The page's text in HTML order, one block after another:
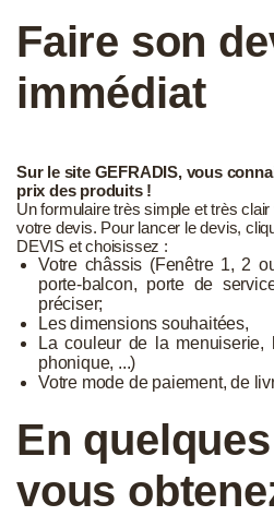
Faire son
immédiat
Sur le site GEFRADIS, vous
prix des produits !
Un formulaire très simple et très
votre devis. Pour lancer le devis,
DEVIS et choisissez :
Votre châssis (Fenêtre 1, 2
porte-balcon, porte de
préciser;
Les dimensions souhaitées,
La couleur de la menuiserie,
phonique, ...)
Votre mode de paiement, de
En
vous